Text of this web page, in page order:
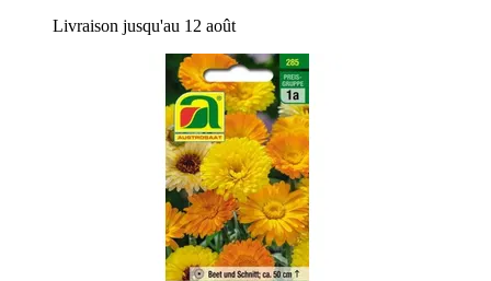
Livraison jusqu'au 12 août